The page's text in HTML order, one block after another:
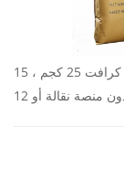
راتنج البولي أميد معبأ في كيس ورقي كرافت 25 كجم ، 15mts / 20’fcl